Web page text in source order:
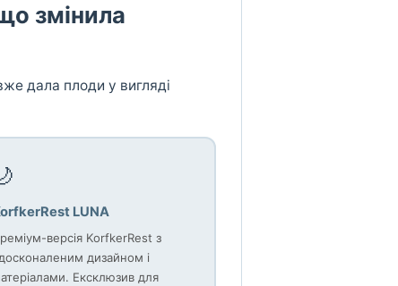
змінила
дала плоди у вигляді
LUNA
версія KorfkerRest з
дизайном і
Ексклюзив для